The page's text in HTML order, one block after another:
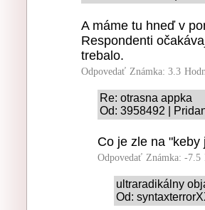
A máme tu hneď v
Respondenti
trebalo.
Odpovedať Známka: 3.3
Re: otrasna appka
Od: 3958492 |
Co je zle na "keby
Odpovedať Známka: -7.5
ultraradikálny
Od: